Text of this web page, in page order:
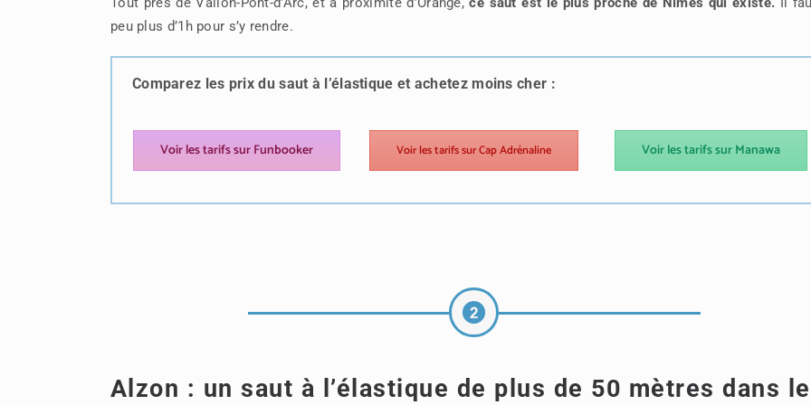
peu plus d’1h pour s’y rendre.
Comparez les prix du saut à l’élastique et achetez moins cher :
Voir les tarifs sur Funbooker Voir les tarifs sur Cap Adrénaline Voir les tarifs sur Manawa
Alzon : un saut à l’élastique de plus de 50 mètres dans le